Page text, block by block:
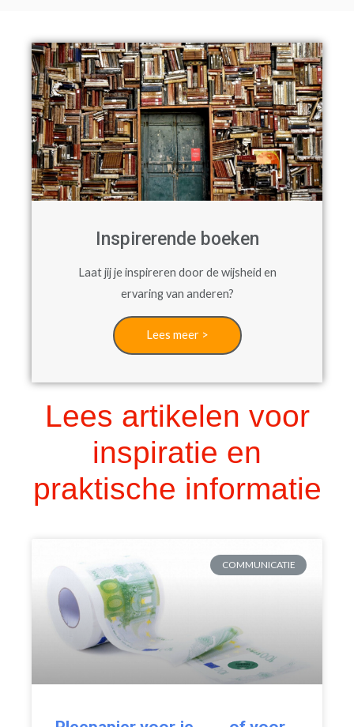
Inspirerende boeken
Laat jij je inspireren door de wijsheid en
ervaring van anderen?
Lees meer >
Lees artikelen voor
inspiratie en
praktische informatie
COMMUNICATIE